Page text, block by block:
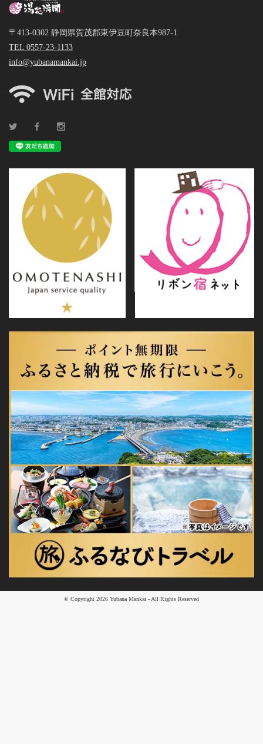
〒413-0302 静岡県賀茂郡東伊豆町奈良本987-1
TEL 0557-23-1133
info@yubanamankai.jp
© Copyright 2026 Yubana Mankai - All Rights Reserved